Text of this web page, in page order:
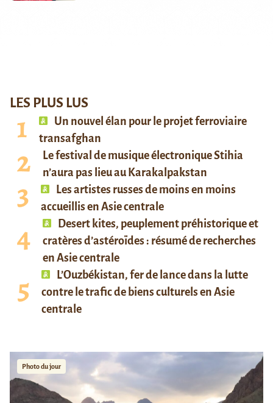
LES PLUS LUS
Un nouvel élan pour le projet ferroviaire
transafghan
Le festival de musique électronique Stihia
n’aura pas lieu au Karakalpakstan
Les artistes russes de moins en moins
accueillis en Asie centrale
Desert kites, peuplement préhistorique et
cratères d’astéroïdes : résumé de recherches
en Asie centrale
L’Ouzbékistan, fer de lance dans la lutte
contre le trafic de biens culturels en Asie
centrale
Photo du jour